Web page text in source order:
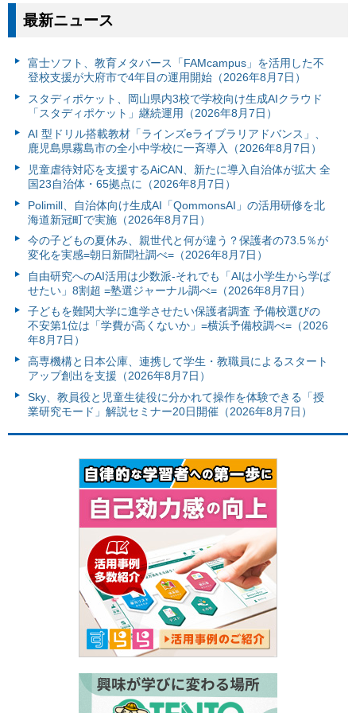
最新ニュース
富⼠ソフト、教育メタバース「FAMcampus」を活用した不
登校支援が大府市で4年目の運用開始（2026年8月7日）
スタディポケット、岡山県内3校で学校向け生成AIクラウド
「スタディポケット」継続運用（2026年8月7日）
AI 型ドリル搭載教材「ラインズeライブラリアドバンス」、
鹿児島県霧島市の全小中学校に一斉導入（2026年8月7日）
児童虐待対応を支援するAiCAN、新たに導入自治体が拡大 全
国23自治体・65拠点に（2026年8月7日）
Polimill、自治体向け生成AI「QommonsAI」の活用研修を北
海道新冠町で実施（2026年8月7日）
今の子どもの夏休み、親世代と何が違う？保護者の73.5％が
変化を実感=朝日新聞社調べ=（2026年8月7日）
自由研究へのAI活用は少数派-それでも「AIは小学生から学ば
せたい」8割超 =塾選ジャーナル調べ=（2026年8月7日）
子どもを難関大学に進学させたい保護者調査 予備校選びの
不安第1位は「学費が高くないか」=横浜予備校調べ=（2026
年8月7日）
高専機構と日本公庫、連携して学生・教職員によるスタート
アップ創出を支援（2026年8月7日）
Sky、教員役と児童生徒役に分かれて操作を体験できる「授
業研究モード」解説セミナー20日開催（2026年8月7日）